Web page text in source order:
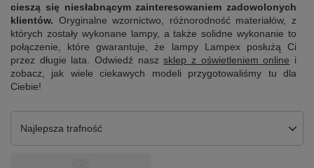
cieszą się niesłabnącym zainteresowaniem zadowolonych
klientów. Oryginalne wzornictwo, różnorodność materiałów, z
których zostały wykonane lampy, a także solidne wykonanie to
połączenie, które gwarantuje, że lampy Lampex posłużą Ci
przez długie lata. Odwiedź naszsklep z oświetleniem online i
zobacz, jak wiele ciekawych modeli przygotowaliśmy tu dla
Ciebie!
Zmień sortowanie
Najlepsza trafność